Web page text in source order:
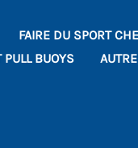
FAIRE DU SPORT
PULL BUOYS